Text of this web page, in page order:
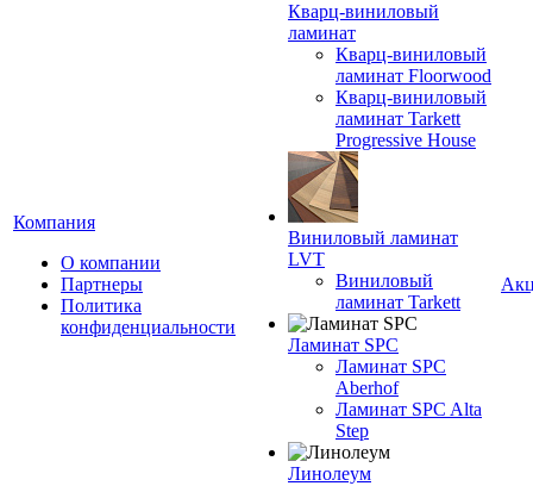
Компания
О компании
Партнеры
Политика
конфиденциальности
Кварц-виниловый
ламинат
Кварц-виниловый
ламинат Floorwood
Кварц-виниловый
ламинат Tarkett
Progressive House
Виниловый ламинат
LVT
Виниловый
ламинат Tarkett
Ламинат SPC
Ламинат SPC
Aberhof
Ламинат SPC Alta
Step
Линолеум